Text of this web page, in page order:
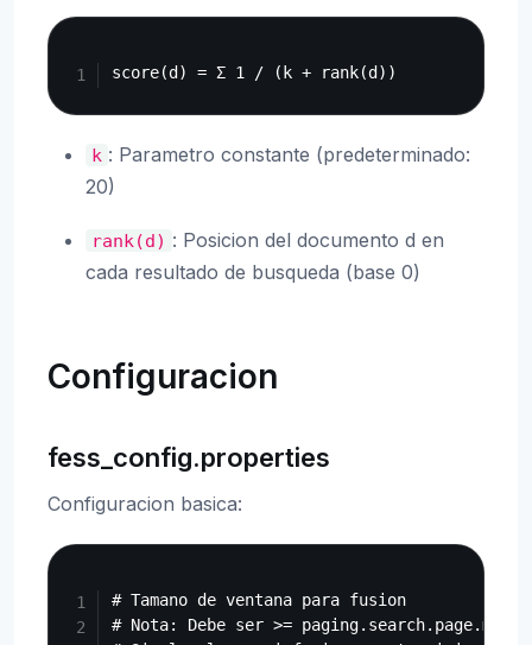
k : Parametro constante (predeterminado:
20)
rank(d) : Posicion del documento d en
cada resultado de busqueda (base 0)
Configuracion
fess_config.properties
Configuracion basica:
# Tamano de ventana para fusion
# Nota: Debe ser >=